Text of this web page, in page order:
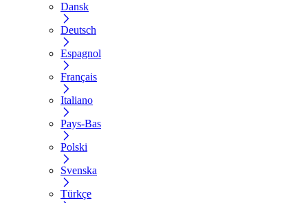
Dansk
Deutsch
Espagnol
Français
Italiano
Pays-Bas
Polski
Svenska
Türkçe